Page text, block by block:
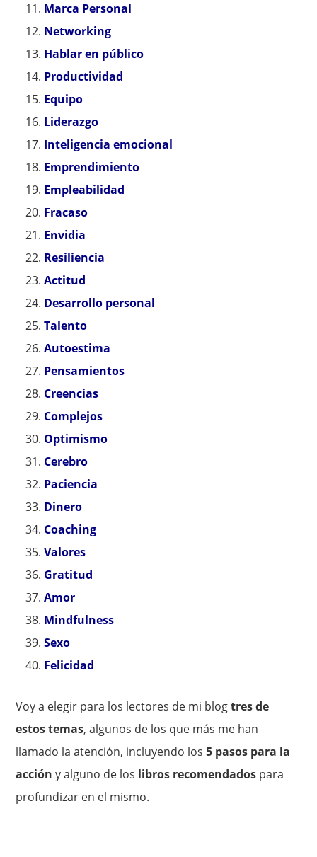
Marca Personal
Networking
Hablar en público
Productividad
Equipo
Liderazgo
Inteligencia emocional
Emprendimiento
Empleabilidad
Fracaso
Envidia
Resiliencia
Actitud
Desarrollo personal
Talento
Autoestima
Pensamientos
Creencias
Complejos
Optimismo
Cerebro
Paciencia
Dinero
Coaching
Valores
Gratitud
Amor
Mindfulness
Sexo
Felicidad
Voy a elegir para los lectores de mi blogtres de
estos temas, algunos de los que más me han
llamado la atención, incluyendo los5 pasos para la
acción y alguno de los libros recomendados para
profundizar en el mismo.